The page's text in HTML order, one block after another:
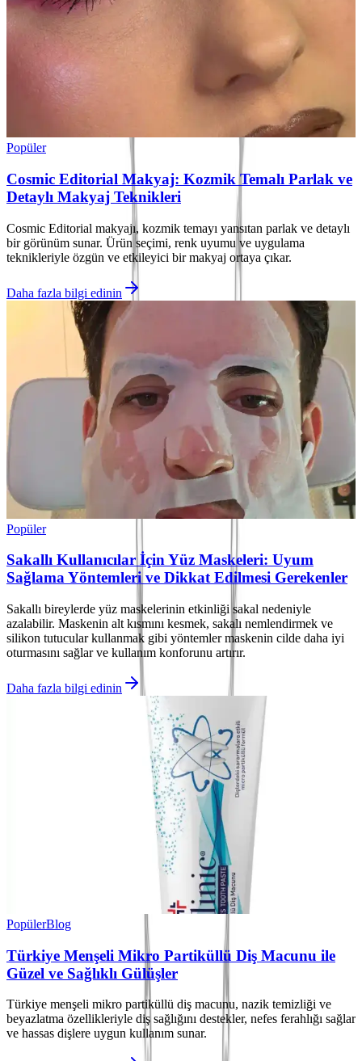
Popüler
Cosmic Editorial Makyaj: Kozmik Temalı Parlak ve
Detaylı Makyaj Teknikleri
Cosmic Editorial makyajı, kozmik temayı yansıtan parlak ve detaylı
bir görünüm sunar. Ürün seçimi, renk uyumu ve uygulama
teknikleriyle özgün ve etkileyici bir makyaj ortaya çıkar.
Daha fazla bilgi edinin
Popüler
Sakallı Kullanıcılar İçin Yüz Maskeleri: Uyum
Sağlama Yöntemleri ve Dikkat Edilmesi Gerekenler
Sakallı bireylerde yüz maskelerinin etkinliği sakal nedeniyle
azalabilir. Maskenin alt kısmını kesmek, sakalı nemlendirmek ve
silikon tutucular kullanmak gibi yöntemler maskenin cilde daha iyi
oturmasını sağlar ve kullanım konforunu artırır.
Daha fazla bilgi edinin
PopülerBlog
Türkiye Menşeli Mikro Partiküllü Diş Macunu ile
Güzel ve Sağlıklı Gülüşler
Türkiye menşeli mikro partiküllü diş macunu, nazik temizliği ve
beyazlatma özellikleriyle diş sağlığını destekler, nefes ferahlığı sağlar
ve hassas dişlere uygun kullanım sunar.